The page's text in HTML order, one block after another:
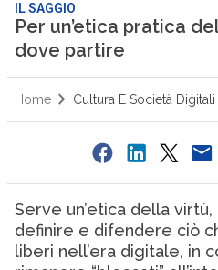
IL SAGGIO
Per un’etica pratica
dove partire
Home Cultura E Società Digitali
Serve un’etica della
definire e difendere ciò
liberi nell’era digitale, in